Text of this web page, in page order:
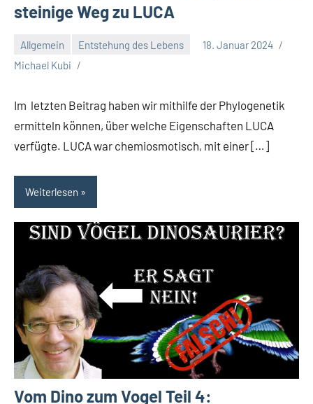
steinige Weg zu LUCA
Allgemein Entstehung des Lebens
18. Januar 2024
Michael Kubi
Im letzten Beitrag haben wir mithilfe der Phylogenetik
ermitteln können, über welche Eigenschaften LUCA
verfügte. LUCA war chemiosmotisch, mit einer […]
Weiterlesen
Vom Dino zum Vogel Teil 4: